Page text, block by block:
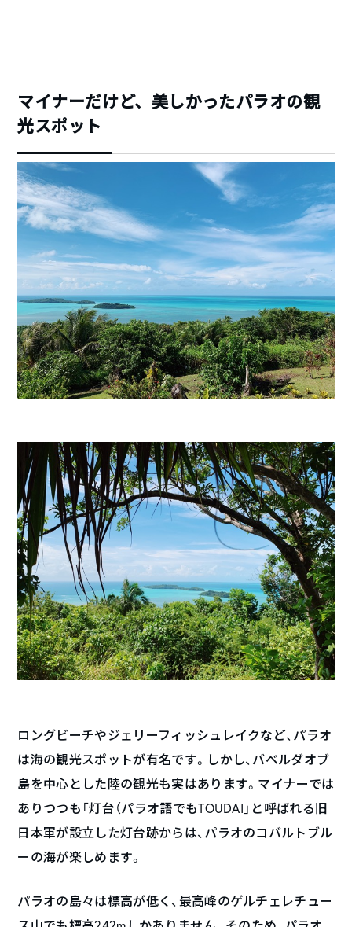
マイナーだけど、美しかったパラオの観
光スポット
ロングビーチやジェリーフィッシュレイクなど、パラオ
は海の観光スポットが有名です。しかし、バベルダオブ
島を中心とした陸の観光も実はあります。マイナーでは
ありつつも「灯台（パラオ語でもTOUDAI」と呼ばれる旧
日本軍が設立した灯台跡からは、パラオのコバルトブル
ーの海が楽しめます。
パラオの島々は標高が低く、最高峰のゲルチェレチュー